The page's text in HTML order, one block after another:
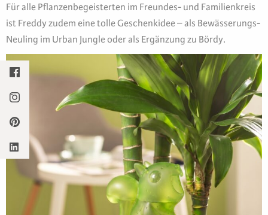
Für alle Pflanzenbegeisterten im Freundes- und Familienkreis
ist Freddy zudem eine tolle Geschenkidee – als Bewässerungs-
Neuling im Urban Jungle oder als Ergänzung zu Bördy.